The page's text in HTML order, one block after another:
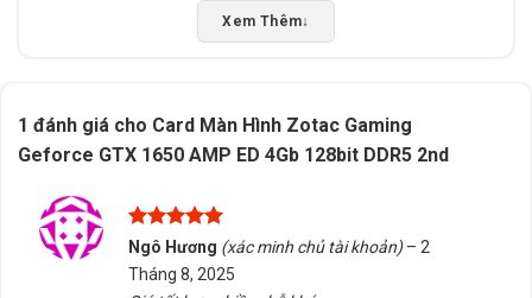
Lưu ý khi sử dụng
để duy trì hiệu năng ổn định.
Nên kiểm tra kỹ thông số kỹ thuật của mainboard và
case để xác nhận khả năng lắp đặt.
Tránh sử dụng trong môi trường có độ ẩm cao hoặc
rung lắc mạnh để bảo vệ linh kiện.
Xem Thêm↓
1 đánh giá cho Card Màn Hình Zotac Gaming
Geforce GTX 1650 AMP ED 4Gb 128bit DDR5 2nd
Được xếp
hạng
sao
Ngô Hương (xác minh chủ tài khoản) – 2
Tháng 8, 2025